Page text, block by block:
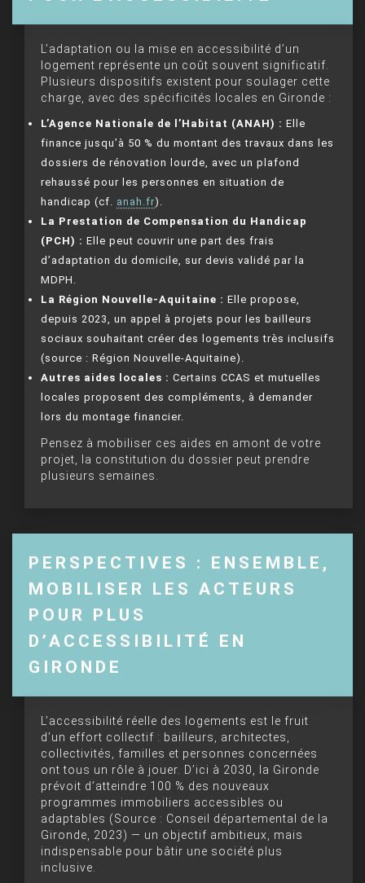
L’adaptation ou la mise en accessibilité d’un
logement représente un coût souvent significatif.
Plusieurs dispositifs existent pour soulager cette
charge, avec des spécificités locales en Gironde :
L’Agence Nationale de l’Habitat (ANAH) : Elle
finance jusqu’à 50 % du montant des travaux dans les
dossiers de rénovation lourde, avec un plafond
rehaussé pour les personnes en situation de
handicap (cf. anah.fr).
La Prestation de Compensation du Handicap
(PCH) : Elle peut couvrir une part des frais
d’adaptation du domicile, sur devis validé par la
MDPH.
La Région Nouvelle-Aquitaine : Elle propose,
depuis 2023, un appel à projets pour les bailleurs
sociaux souhaitant créer des logements très inclusifs
(source : Région Nouvelle-Aquitaine).
Autres aides locales : Certains CCAS et mutuelles
locales proposent des compléments, à demander
lors du montage financier.
Pensez à mobiliser ces aides en amont de votre
projet, la constitution du dossier peut prendre
plusieurs semaines.
PERSPECTIVES : ENSEMBLE,
MOBILISER LES ACTEURS
POUR PLUS
D’ACCESSIBILITÉ EN
GIRONDE
L’accessibilité réelle des logements est le fruit
d’un effort collectif : bailleurs, architectes,
collectivités, familles et personnes concernées
ont tous un rôle à jouer. D’ici à 2030, la Gironde
prévoit d’atteindre 100 % des nouveaux
programmes immobiliers accessibles ou
adaptables (Source : Conseil départemental de la
Gironde, 2023) — un objectif ambitieux, mais
indispensable pour bâtir une société plus
inclusive.